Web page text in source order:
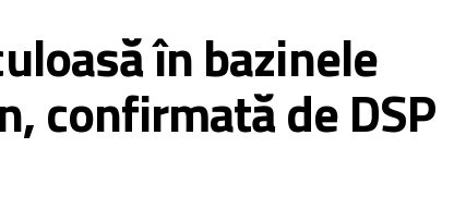
în bazinele
confirmată de DSP